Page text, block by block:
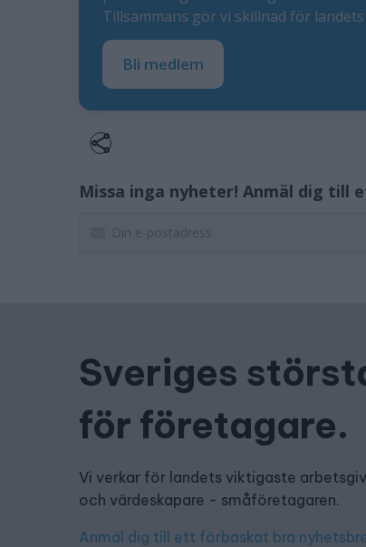
Tillsammans gör vi skillnad för
Bli medlem
Missa inga nyheter! Anmäl dig till
Sveriges
för företagare.
Vi verkar för landets viktigaste
och värdeskapare - småföretagaren.
Anmäl dig till ett förbaskat bra